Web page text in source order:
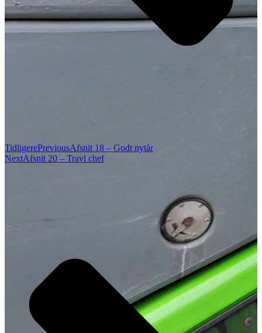
TidligerePreviousAfsnit 18 – Godt nytår
NextAfsnit 20 – Travl chef